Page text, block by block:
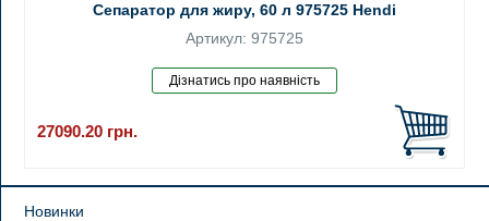
Сепаратор для жиру, 60 л 975725 Hendi
Артикул: 975725
27090.20 грн.
Новинки